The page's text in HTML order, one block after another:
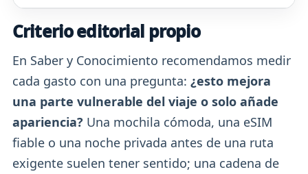
Criterio editorial propio
En Saber y Conocimiento recomendamos medir
cada gasto con una pregunta: ¿esto mejora
una parte vulnerable del viaje o solo añade
apariencia? Una mochila cómoda, una eSIM
fiable o una noche privada antes de una ruta
exigente suelen tener sentido; una cadena de